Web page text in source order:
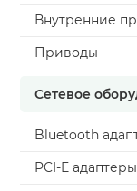
Внутренние
Приводы
Сетевое
Bluetooth
PCI-E адаптеры